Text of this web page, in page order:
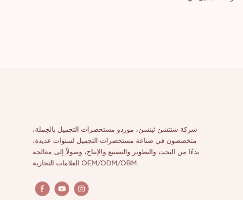
شركة شنتشن ثينسن، موردو مستحضرات التجميل بالجملة،
متخصصون في صناعة مستحضرات التجميل لسنوات عديدة،
بدءًا من البحث والتطوير والتصنيع والإنتاج، وصولاً إلى معالجة
العلامات التجارية OEM/ODM/OBM.